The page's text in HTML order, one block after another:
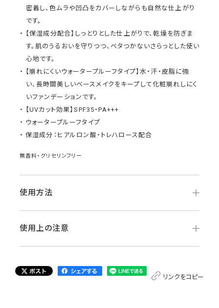
密着し、色ムラや凹凸をカバーしながらも自然な仕上がり
です。
【保湿成分配合】しっとりとした仕上がりで、乾燥を防ぎま
す。肌のうるおいを守りつつ、ベタつかないさらっとした使い
心地です。
【崩れにくいウォータープルーフタイプ】水・汗・皮脂に強
い、長時間美しいベースメイクをキープして化粧崩れしにく
いファンデーションです。
【UVカット効果】SPF35・PA+++
ウォータープルーフタイプ
保湿成分：ヒアルロン酸・トレハロース配合
無香料・グリセリンフリー
使用方法
使用上の注意
リンクをコピー